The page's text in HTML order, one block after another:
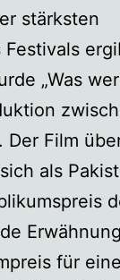
stärksten
„Was
Der Film
als
für